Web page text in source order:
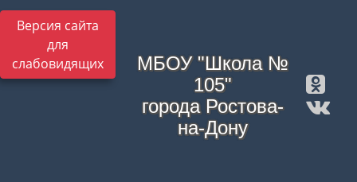
Версия сайта
для
слабовидящих
МБОУ "Школа №
105"
города Ростова-
на-Дону